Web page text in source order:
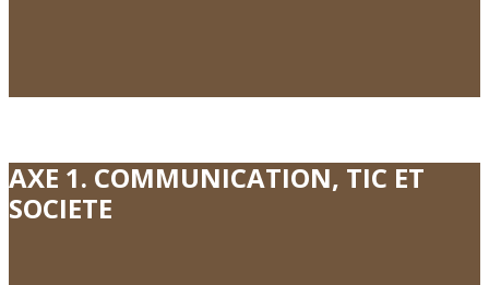
AXE 1. COMMUNICATION, TIC ET
SOCIETE